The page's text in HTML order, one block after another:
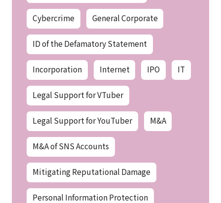
Cybercrime General Corporate
ID of the Defamatory Statement
Incorporation Internet IPO IT
Legal Support for VTuber
Legal Support for YouTuber M&A
M&A of SNS Accounts
Mitigating Reputational Damage
Personal Information Protection